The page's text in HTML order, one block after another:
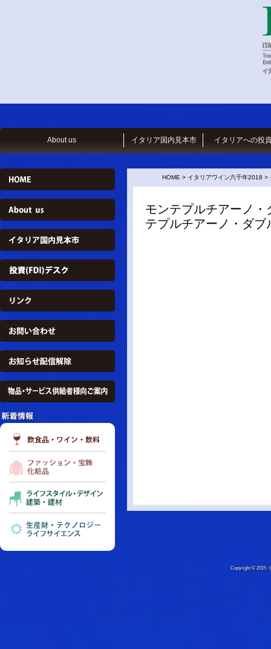
About us イタリア国内見本市 イタリアへの投
HOME > イタリアワイン六千年2018
モンテプルチアーノ
テプルチアーノ・ダ
Copyright © 2015